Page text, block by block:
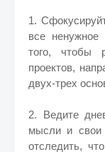
1.
все ненужное
того, чтобы
проектов,
двух-трех
2. Ведите
мысли и свои
отследить,